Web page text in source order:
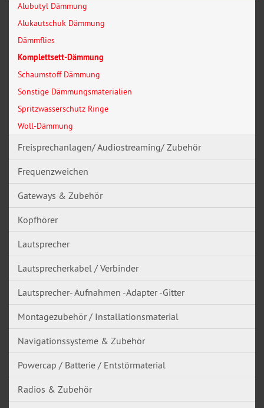
Alubutyl Dämmung
Alukautschuk Dämmung
Dämmflies
Komplettsett-Dämmung
Schaumstoff Dämmung
Sonstige Dämmungsmaterialien
Spritzwasserschutz Ringe
Woll-Dämmung
Freisprechanlagen/ Audiostreaming/ Zubehör
Frequenzweichen
Gateways & Zubehör
Kopfhörer
Lautsprecher
Lautsprecherkabel / Verbinder
Lautsprecher- Aufnahmen -Adapter -Gitter
Montagezubehör / Installationsmaterial
Navigationssysteme & Zubehör
Powercap / Batterie / Entstörmaterial
Radios & Zubehör